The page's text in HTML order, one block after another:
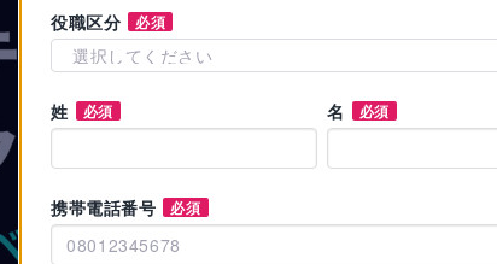
役職区分 必須
選択してください
姓 必須 名 必須
携帯電話番号 必須